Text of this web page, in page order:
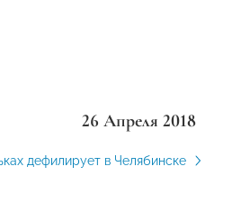
26 Апреля 2018
дефилирует в Челябинске